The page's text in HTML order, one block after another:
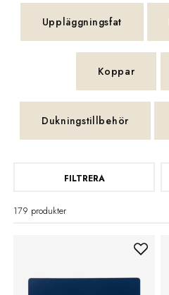
Uppläggningsfat
Koppar
Dukningstillbehör
FILTRERA
179 produkter